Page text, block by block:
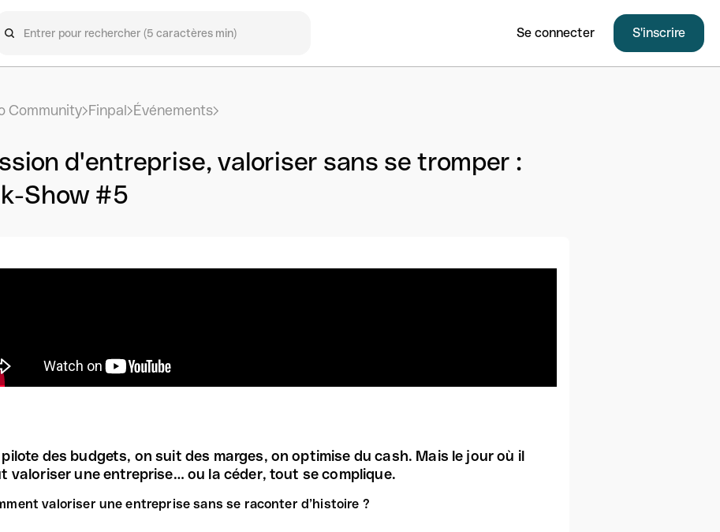
Se connecter S'inscrire
Community Finpal Événements
d'entreprise, valoriser sans se tromper :
Show #5
pilote des budgets, on suit des marges, on optimise du cash. Mais le jour où il
valoriser une entreprise… ou la céder, tout se complique.
valoriser une entreprise sans se raconter d’histoire ?